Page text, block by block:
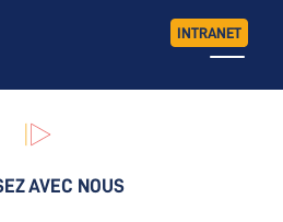
INTRANET
AVEC NOUS